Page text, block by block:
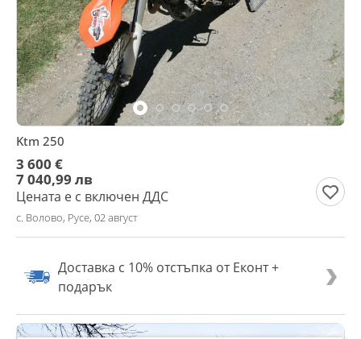
Ktm 250
3 600 €
7 040,99 лв
Цената е с включен ДДС
с. Волово, Русе, 02 август
Доставка с 10% отстъпка от Еконт +
подарък